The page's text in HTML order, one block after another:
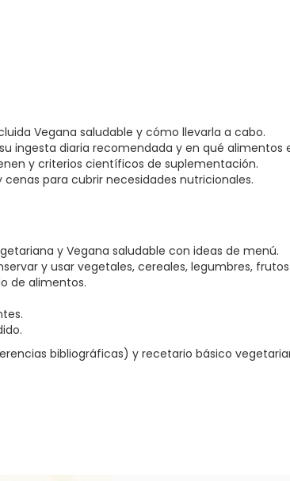
Vegana saludable y cómo llevarla a cabo.
ingesta diaria recomendada y en qué alimentos
y criterios científicos de suplementación.
para cubrir necesidades nutricionales.
y Vegana saludable con ideas de menú.
y usar vegetales, cereales, legumbres,
de alimentos.
bibliográficas) y recetario básico